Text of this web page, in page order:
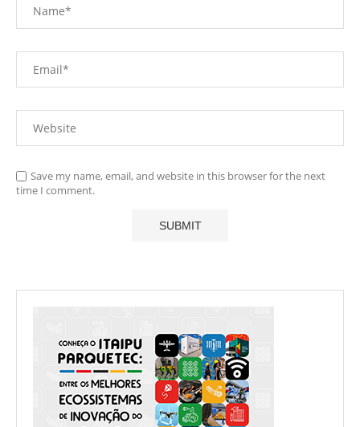
Save my name, email, and website in this browser for the next
time I comment.